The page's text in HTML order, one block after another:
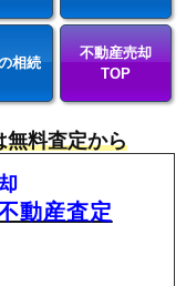
相続
不動産売却
TOP
無料査定から
動産査定